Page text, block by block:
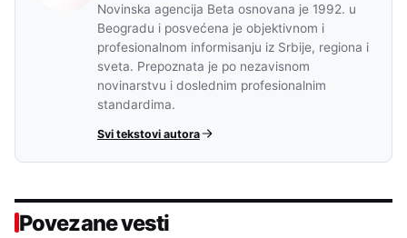
Novinska agencija Beta osnovana je 1992. u
Beogradu i posvećena je objektivnom i
profesionalnom informisanju iz Srbije, regiona i
sveta. Prepoznata je po nezavisnom
novinarstvu i doslednim profesionalnim
standardima.
Svi tekstovi autora
Povezane vesti